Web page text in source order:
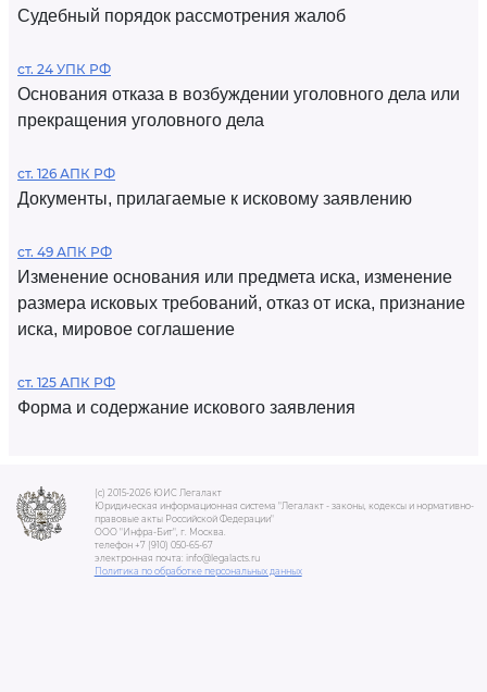
Судебный порядок рассмотрения жалоб
ст. 24 УПК РФ
Основания отказа в возбуждении уголовного дела или
прекращения уголовного дела
ст. 126 АПК РФ
Документы, прилагаемые к исковому заявлению
ст. 49 АПК РФ
Изменение основания или предмета иска, изменение
размера исковых требований, отказ от иска, признание
иска, мировое соглашение
ст. 125 АПК РФ
Форма и содержание искового заявления
(c) 2015-2026 ЮИС Легалакт
Юридическая информационная система "Легалакт - законы, кодексы и нормативно-
правовые акты Российской Федерации"
ООО "Инфра-Бит", г. Москва.
телефон +7 (910) 050-65-67
электронная почта: info@legalacts.ru
Политика по обработке персональных данных